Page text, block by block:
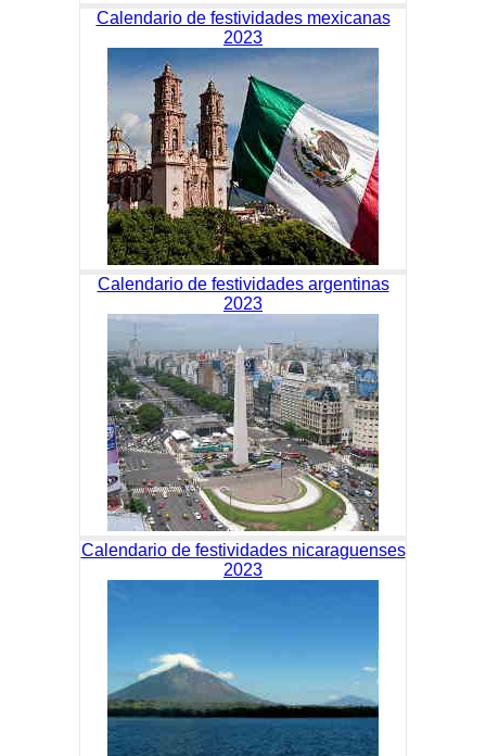
Calendario de festividades mexicanas
2023
Calendario de festividades argentinas
2023
Calendario de festividades nicaraguenses
2023